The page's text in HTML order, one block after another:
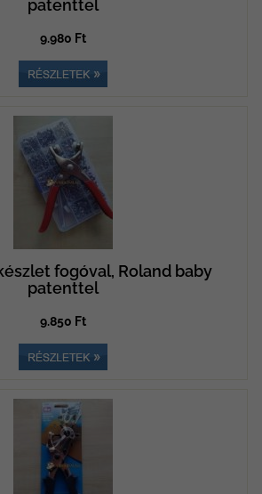
patenttel
9.980 Ft
fogóval, Roland baby
patenttel
9.850 Ft